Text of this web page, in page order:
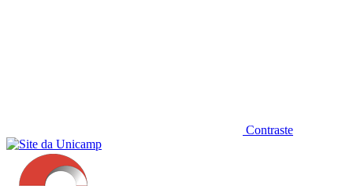
Contraste